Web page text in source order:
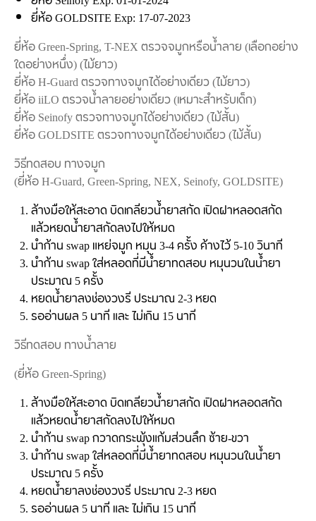
ยี่ห้อ GOLDSITE Exp: 17-07-2023
ยี่ห้อ Green-Spring, T-NEX ตรวจจมูกหรือน้ำลาย (เลือกอย่าง
ใดอย่างหนึ่ง) (ไม้ยาว)
ยี่ห้อ H-Guard ตรวจทางจมูกได้อย่างเดียว (ไม้ยาว)
ยี่ห้อ iiLO ตรวจน้ำลายอย่างเดียว (เหมาะสำหรับเด็ก)
ยี่ห้อ Seinofy ตรวจทางจมูกได้อย่างเดียว (ไม้สั้น)
ยี่ห้อ GOLDSITE ตรวจทางจมูกได้อย่างเดียว (ไม้สั้น)
วิธีทดสอบ ทางจมูก
(ยี่ห้อ H-Guard, Green-Spring, NEX, Seinofy, GOLDSITE)
ล้างมือให้สะอาด บิดเกลียวน้ำยาสกัด เปิดฝาหลอดสกัด
แล้วหยดน้ำยาสกัดลงไปให้หมด
นำก้าน swap แหย่จมูก หมุน 3-4 ครั้ง ค้างไว้ 5-10 วินาที
นำก้าน swap ใส่หลอดที่มีน้ำยาทดสอบ หมุนวนในน้ำยา
ประมาณ 5 ครั้ง
หยดน้ำยาลงช่องวงรี ประมาณ 2-3 หยด
รออ่านผล 5 นาที และ ไม่เกิน 15 นาที
วิธีทดสอบ ทางน้ำลาย
(ยี่ห้อ Green-Spring)
ล้างมือให้สะอาด บิดเกลียวน้ำยาสกัด เปิดฝาหลอดสกัด
แล้วหยดน้ำยาสกัดลงไปให้หมด
นำก้าน swap กวาดกระพุ้งแก้มส่วนลึก ซ้าย-ขวา
นำก้าน swap ใส่หลอดที่มีน้ำยาทดสอบ หมุนวนในน้ำยา
ประมาณ 5 ครั้ง
หยดน้ำยาลงช่องวงรี ประมาณ 2-3 หยด
รออ่านผล 5 นาที และ ไม่เกิน 15 นาที